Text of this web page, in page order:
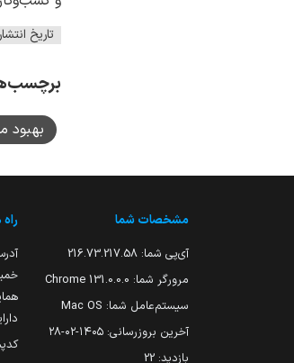
تاریخ انتشار: ۲۸ اردیبهشت
بهبود
مشخصات شما
آی‌پی شما: 216.73.217.58
مرورگر شما: 131.0.0.0 Chrome
سیستم‌عامل شما: Mac OS
آخرین بروزرسانی: ۱۴۰۵-۰۲-۲۸
بازدید: 22